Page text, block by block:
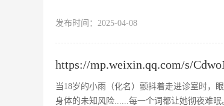
发布时间： 2025-04-08
https://mp.weixin.qq.com/s/
当18岁的小雨（化名）颤抖着走进诊室时，
身体的未知风险......每一个词都让她彻夜难